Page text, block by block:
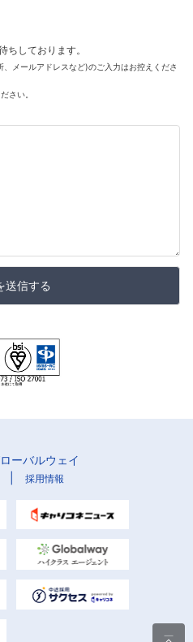
ちしております。
メールアドレスなど)のご入力はお控えくださ
さい。
送信する
ーバルウェイ
採用情報